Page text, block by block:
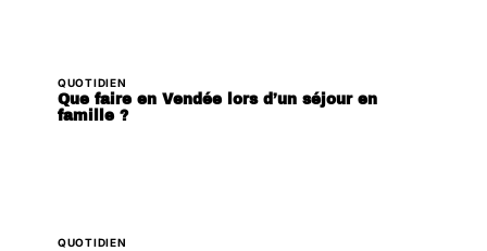
QUOTIDIEN
Que faire en Vendée lors d’un séjour en
famille ?
QUOTIDIEN